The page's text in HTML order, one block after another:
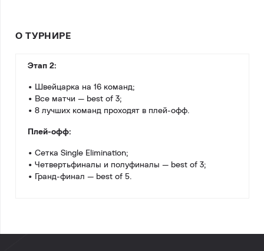
О ТУРНИРЕ
Этап 2:
• Швейцарка на 16 команд;
• Все матчи — best of 3;
• 8 лучших команд проходят в плей-офф.
Плей-офф:
• Сетка Single Elimination;
• Четвертьфиналы и полуфиналы — best of 3;
• Гранд-финал — best of 5.